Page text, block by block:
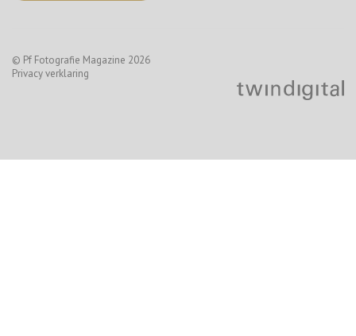
© Pf Fotografie Magazine 2026
Privacy verklaring